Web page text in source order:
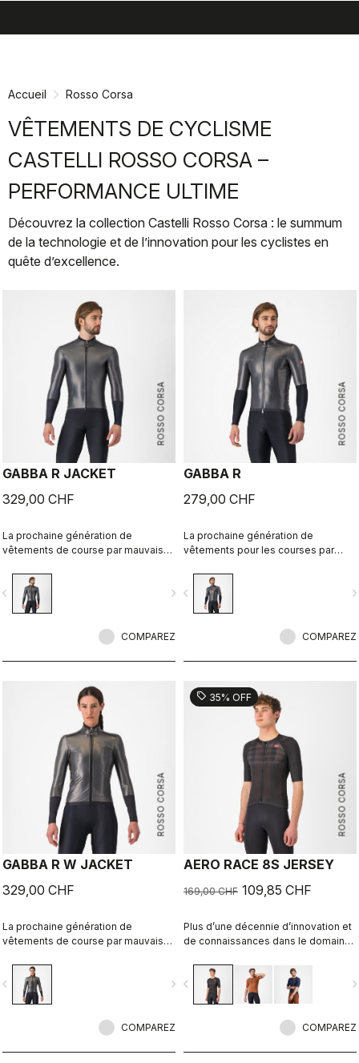
directement
navigation
directement
Accueil Rosso Corsa
VÊTEMENTS DE CYCLISME
CASTELLI ROSSO CORSA –
PERFORMANCE ULTIME
Découvrez la collection Castelli Rosso Corsa : le summum
de la technologie et de l’innovation pour les cyclistes en
quête d’excellence.
ROSSO CORSA
GABBA R JACKET
329,00 CHF
La prochaine génération de
vêtements de course par mauvais
manches longues Gabba R est la
plus protectrice et la plus
aérodynamique de tous les temps.
navigate_next
COMPAREZ
ROSSO CORSA
GABBA R
279,00 CHF
La prochaine génération de
vêtements pour les courses par
à manches courtes Gabba R est la
plus protectrice et la plus
aérodynamique de tous les temps.
navigate_before
COMPAREZ
ROSSO CORSA
GABBA R W JACKET
329,00 CHF
La prochaine génération de
vêtements de course par mauvais
plus protectrice et plus
aérodynamique que jamais. La
veste a été conçue pour répondre
professionnels, où chaque watt
veste la plus rapide dans les tests
navigate_next
COMPAREZ
ROSSO CORSA
sell 35% OFF
AERO RACE 8S JERSEY
169,00 CHF 109,85 CHF
Plus d’une décennie d’innovation et
de connaissances dans le domaine
rapide l’est désormais encore plus.
navigate_before
COMPAREZ